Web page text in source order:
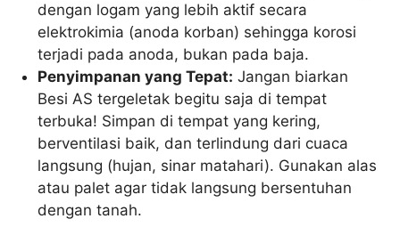
dengan logam yang lebih aktif secara
elektrokimia (anoda korban) sehingga korosi
terjadi pada anoda, bukan pada baja.
Penyimpanan yang Tepat: Jangan biarkan
Besi AS tergeletak begitu saja di tempat
terbuka! Simpan di tempat yang kering,
berventilasi baik, dan terlindung dari cuaca
langsung (hujan, sinar matahari). Gunakan alas
atau palet agar tidak langsung bersentuhan
dengan tanah.